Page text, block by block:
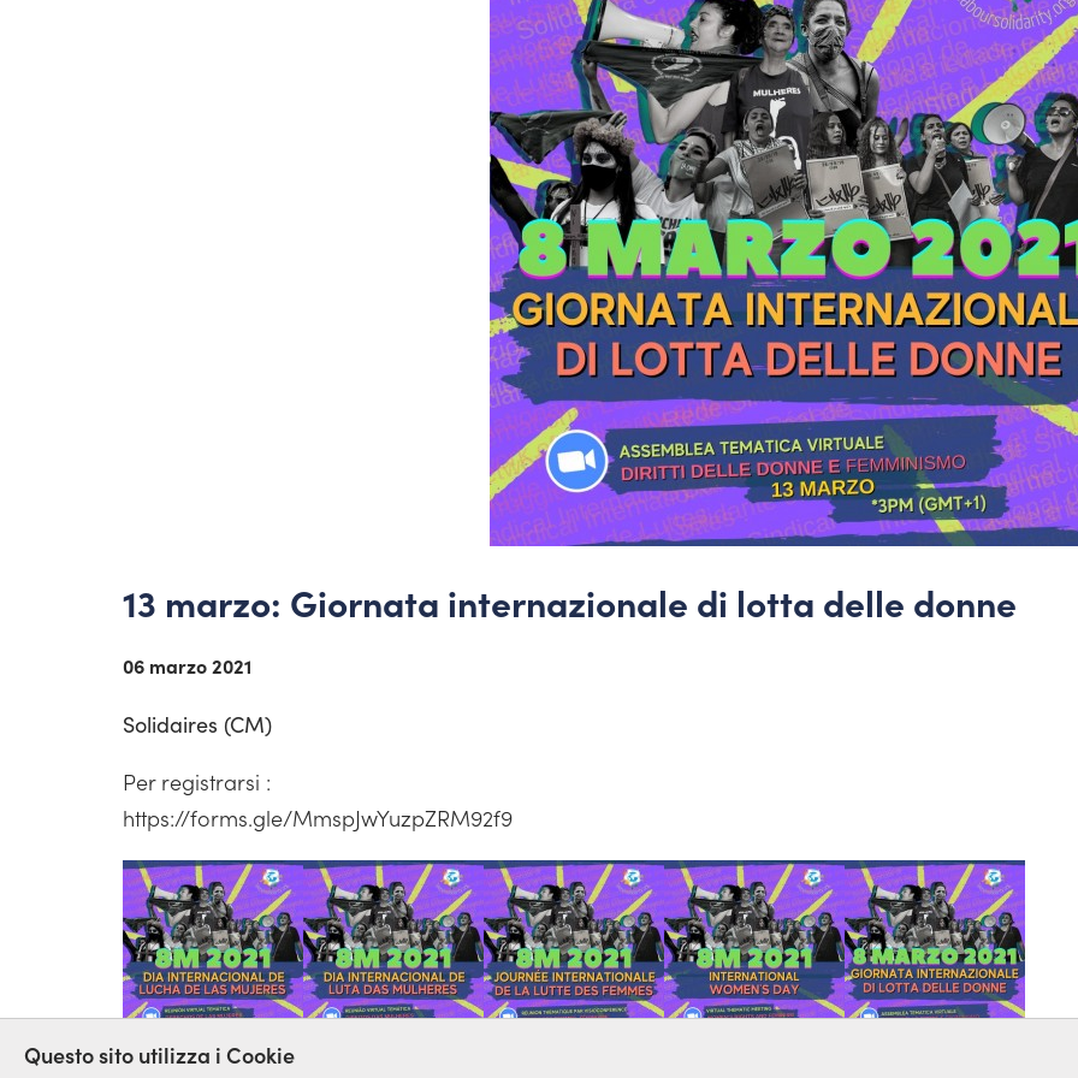
13 marzo: Giornata internazionale di lotta delle donne
06 marzo 2021
Solidaires (CM)
Per registrarsi :
https://forms.gle/MmspJwYuzpZRM92f9
Questo sito utilizza i Cookie